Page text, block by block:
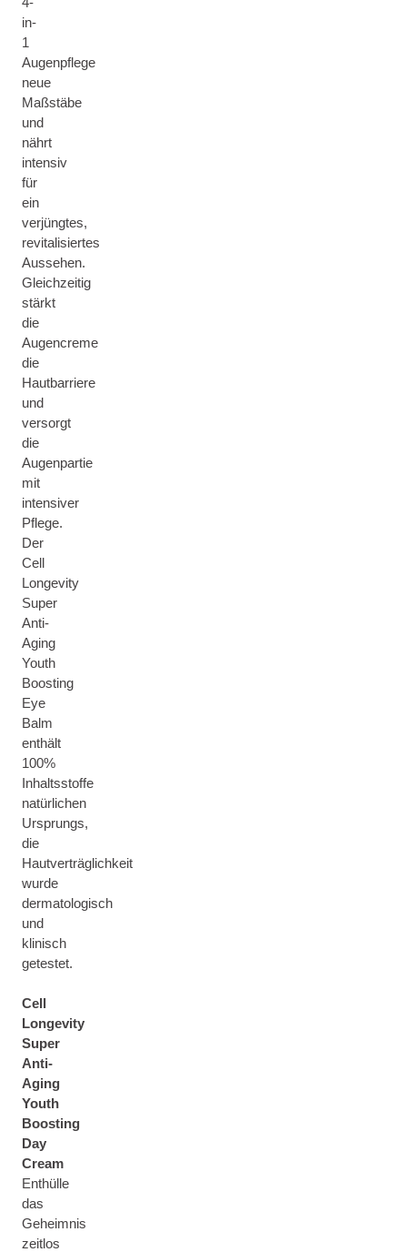
in-
1
Augenpflege
neue
Maßstäbe
und
nährt
intensiv
für
ein
verjüngtes,
revitalisiertes
Aussehen.
Gleichzeitig
stärkt
die
Augencreme
die
Hautbarriere
und
versorgt
die
Augenpartie
mit
intensiver
Pflege.
Der
Cell
Longevity
Super
Anti-
Aging
Youth
Boosting
Eye
Balm
enthält
100%
Inhaltsstoffe
natürlichen
Ursprungs,
die
Hautverträglichkeit
wurde
dermatologisch
und
klinisch
getestet.
Cell
Longevity
Super
Anti-
Aging
Youth
Boosting
Day
Cream
Enthülle
das
Geheimnis
zeitlos